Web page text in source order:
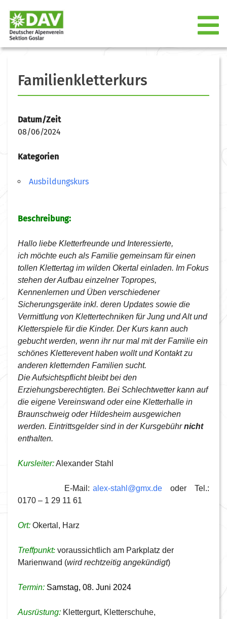
Familienkletterkurs
Datum/Zeit
08/06/2024
Kategorien
Ausbildungskurs
Beschreibung:
Hallo liebe Kletterfreunde und Interessierte,
ich möchte euch als Familie gemeinsam für einen
tollen Klettertag im wilden Okertal einladen. Im Fokus
stehen der Aufbau einzelner Topropes,
Kennenlernen und Üben verschiedener
Sicherungsgeräte inkl. deren Updates sowie die
Vermittlung von Klettertechniken für Jung und Alt und
Kletterspiele für die Kinder. Der Kurs kann auch
gebucht werden, wenn ihr nur mal mit der Familie ein
schönes Kletterevent haben wollt und Kontakt zu
anderen kletternden Familien sucht.
Die Aufsichtspflicht bleibt bei den
Erziehungsberechtigten. Bei Schlechtwetter kann auf
die eigene Vereinswand oder eine Kletterhalle in
Braunschweig oder Hildesheim ausgewichen
werden. Eintrittsgelder sind in der Kursgebührnicht
enthalten.
Kursleiter:Alexander Stahl
E-Mail: alex-stahl@gmx.deoder Tel.:
0170 – 1 29 11 61
Ort: Okertal, Harz
Treffpunkt: voraussichtlich am Parkplatz der
Marienwand (wird rechtzeitig angekündigt)
Termin: Samstag, 08. Juni 2024
Ausrüstung: Klettergurt, Kletterschuhe,